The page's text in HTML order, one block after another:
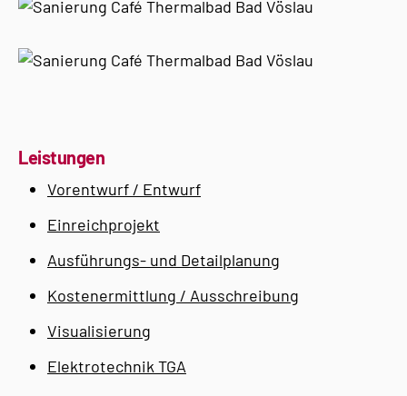
Leistungen
Vorentwurf / Entwurf
Einreichprojekt
Ausführungs- und Detailplanung
Kostenermittlung / Ausschreibung
Visualisierung
Elektrotechnik TGA